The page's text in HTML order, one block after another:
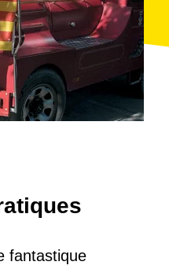
fantastique